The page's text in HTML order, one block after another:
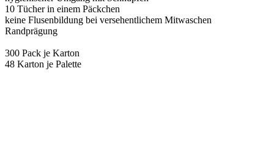
10 Tücher in einem Päckchen
keine Flusenbildung bei versehentlichem Mitwaschen
Randprägung
300 Pack je Karton
48 Karton je Palette